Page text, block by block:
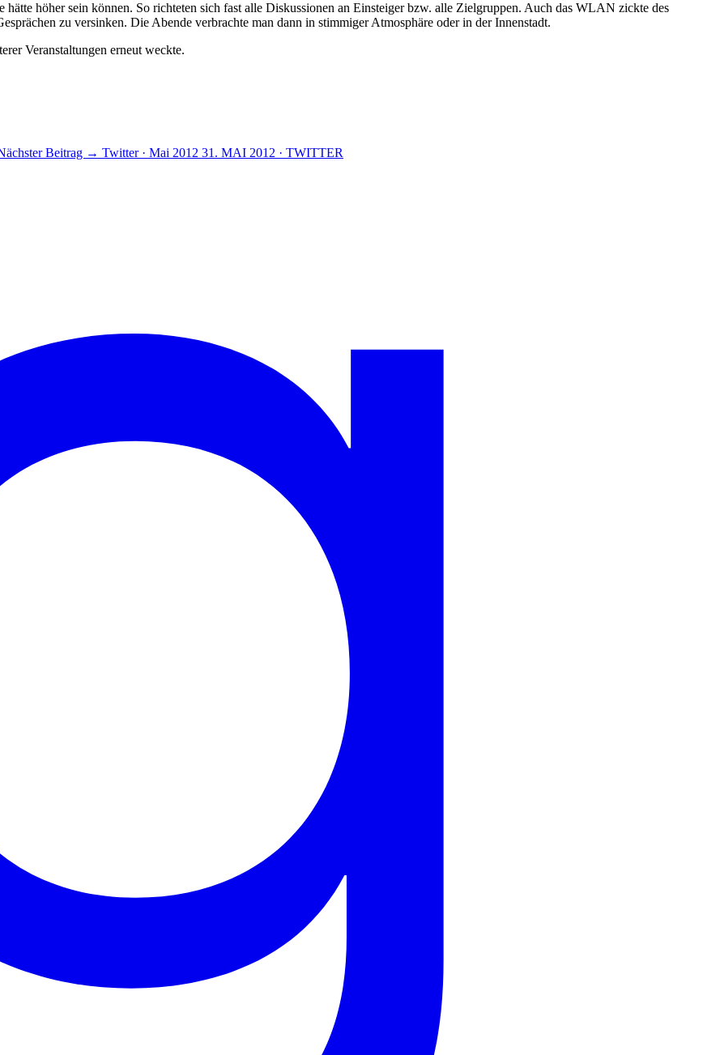
hätte höher sein können. So richteten sich fast alle Diskussionen an Einsteiger bzw. alle Zielgruppen. Auch das WLAN zickte des
zu versinken. Die Abende verbrachte man dann in stimmiger Atmosphäre oder in der Innenstadt.
Veranstaltungen erneut weckte.
Beitrag → Twitter · Mai 2012 31. MAI 2012 · TWITTER